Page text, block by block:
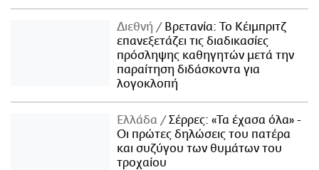
Διεθνή
Βρετανία: Το Κέιμπριτζ
επανεξετάζει τις διαδικασίες
πρόσληψης καθηγητών μετά την
παραίτηση διδάσκοντα για
λογοκλοπή
Ελλάδα
Σέρρες: «Τα έχασα όλα» -
Οι πρώτες δηλώσεις του πατέρα
και συζύγου των θυμάτων του
τροχαίου